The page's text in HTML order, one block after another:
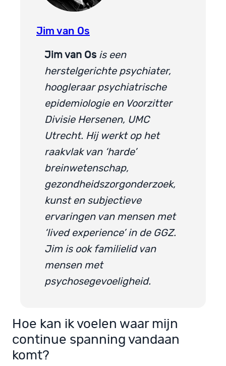
Jim van Os
Jim van Os is een
herstelgerichte psychiater,
hoogleraar psychiatrische
epidemiologie en Voorzitter
Divisie Hersenen, UMC
Utrecht. Hij werkt op het
raakvlak van ‘harde’
breinwetenschap,
gezondheidszorgonderzoek,
kunst en subjectieve
ervaringen van mensen met
‘lived experience’ in de GGZ.
Jim is ook familielid van
mensen met
psychosegevoeligheid.
Hoe kan ik voelen waar mijn
continue spanning vandaan
komt?